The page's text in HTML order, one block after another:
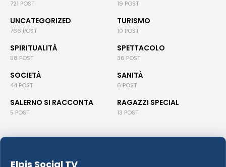
721 POST 19 POST
UNCATEGORIZED
766 POST
TURISMO
10 POST
SPIRITUALITÀ
58 POST
SPETTACOLO
36 POST
SOCIETÀ
44 POST
SANITÀ
6 POST
SALERNO SI RACCONTA
5 POST
RAGAZZI SPECIAL
13 POST
Elpis Social TV